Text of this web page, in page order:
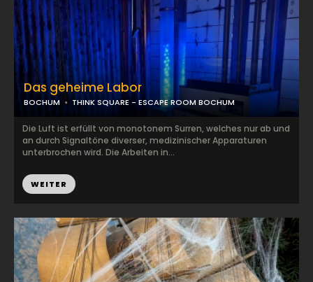
Das geheime Labor
BOCHUM THINK SQUARE - ESCAPE ROOM BOCHUM
Die Luft ist erfüllt von monotonem Surren, welches nur ab und
an durch Signaltöne diverser, medizinischer Apparaturen
unterbrochen wird. Die Arbeiten in...
WEITER